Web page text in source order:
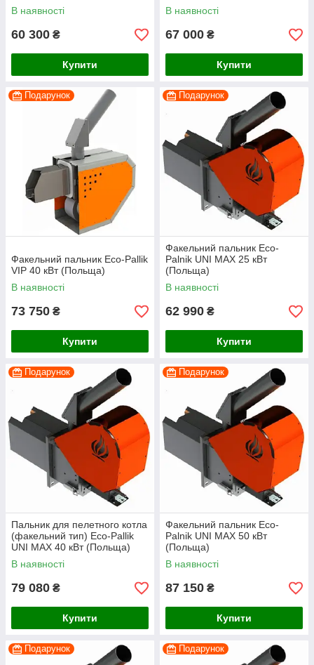
В наявності
60 300 ₴
Купити
В наявності
67 000 ₴
Купити
Подарунок
Факельний пальник Eco-Pallik
VIP 40 кВт (Польща)
В наявності
73 750 ₴
Купити
Подарунок
Факельний пальник Eco-
Palnik UNI MAX 25 кВт
(Польща)
В наявності
62 990 ₴
Купити
Подарунок
Пальник для пелетного котла
(факельний тип) Eco-Pallik
UNI MAX 40 кВт (Польща)
В наявності
79 080 ₴
Купити
Подарунок
Факельний пальник Eco-
Palnik UNI MAX 50 кВт
(Польща)
В наявності
87 150 ₴
Купити
Подарунок Подарунок